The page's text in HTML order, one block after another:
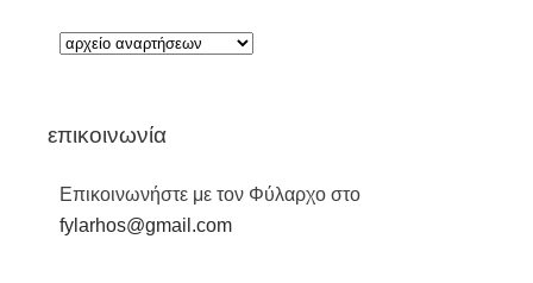
επικοινωνία
Επικοινωνήστε με τον Φύλαρχο στο
fylarhos@gmail.com